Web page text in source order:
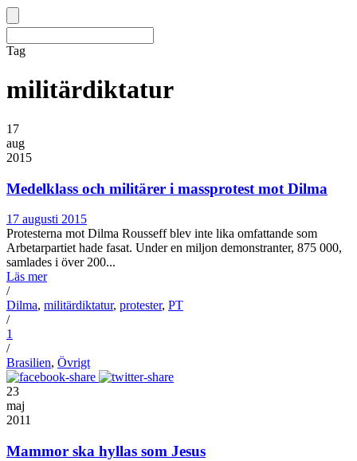
Tag
militärdiktatur
17
aug
2015
Medelklass och militärer i massprotest mot Dilma
17 augusti 2015
Protesterna mot Dilma Rousseff blev inte lika omfattande som
Arbetarpartiet hade fasat. Under en miljon demonstranter, 875 000,
samlades i över 200...
Läs mer
/
Dilma, militärdiktatur, protester, PT
/
1
/
Brasilien, Övrigt
23
maj
2011
Mammor ska hyllas som Jesus